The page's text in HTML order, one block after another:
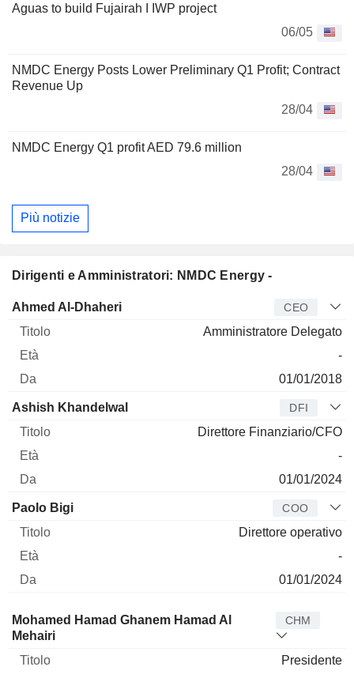
Aguas to build Fujairah I IWP project
06/05
NMDC Energy Posts Lower Preliminary Q1 Profit; Contract
Revenue Up
28/04
NMDC Energy Q1 profit AED 79.6 million
28/04
Più notizie
Dirigenti e Amministratori: NMDC Energy -
Manager Titolo Età
Ahmed Al-Dhaheri CEO
Amministratore Delegato
-
01/01/2018
Ashish Khandelwal DFI
Direttore Finanziario/CFO
-
01/01/2024
Paolo Bigi COO
Direttore operativo
-
01/01/2024
Amministratore Titolo Età Da
Mohamed Hamad Ghanem Hamad Al
Mehairi
CHM
Presidente